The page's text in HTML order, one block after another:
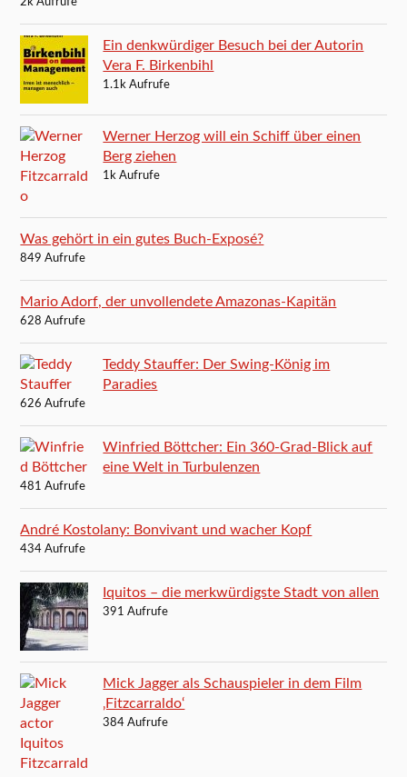
2k Aufrufe
Ein denkwürdiger Besuch bei der Autorin
Vera F. Birkenbihl
1.1k Aufrufe
Werner Herzog will ein Schiff über einen
Berg ziehen
1k Aufrufe
Was gehört in ein gutes Buch-Exposé?
849 Aufrufe
Mario Adorf, der unvollendete Amazonas-Kapitän
628 Aufrufe
Teddy Stauffer: Der Swing-König im
Paradies
626 Aufrufe
Winfried Böttcher: Ein 360-Grad-Blick auf
eine Welt in Turbulenzen
481 Aufrufe
André Kostolany: Bonvivant und wacher Kopf
434 Aufrufe
Iquitos – die merkwürdigste Stadt von allen
391 Aufrufe
Mick Jagger als Schauspieler in dem Film
‚Fitzcarraldo‘
384 Aufrufe